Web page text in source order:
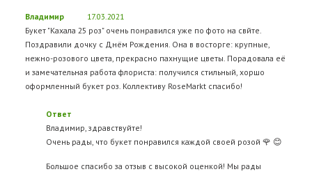
Владимир
17.03.2021
Букет "Кахала 25 роз" очень понравился уже по фото на свйте.
Поздравили дочку с Днём Рождения. Она в восторге: крупные,
нежно-розового цвета, прекрасно пахнущие цветы. Порадовала её
и замечательная работа флориста: получился стильный, хоршо
оформленный букет роз. Коллективу RoseMarkt спасибо!
Ответ
Владимир, здравствуйте!
Очень рады, что букет понравился каждой своей розой 🌹 😊
Большое спасибо за отзыв с высокой оценкой! Мы рады